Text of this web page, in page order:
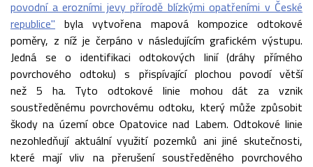
povodní a erozními jevy přírodě blízkými opatřeními v České
republice" byla vytvořena mapová kompozice odtokové
poměry, z níž je čerpáno v následujícím grafickém výstupu.
Jedná se o identifikaci odtokových linií (dráhy přímého
povrchového odtoku) s přispívající plochou povodí větší
než 5 ha. Tyto odtokové linie mohou dát za vznik
soustředěnému povrchovému odtoku, který může způsobit
škody na území obce Opatovice nad Labem. Odtokové linie
nezohledňují aktuální využití pozemků ani jiné skutečnosti,
které mají vliv na přerušení soustředěného povrchového